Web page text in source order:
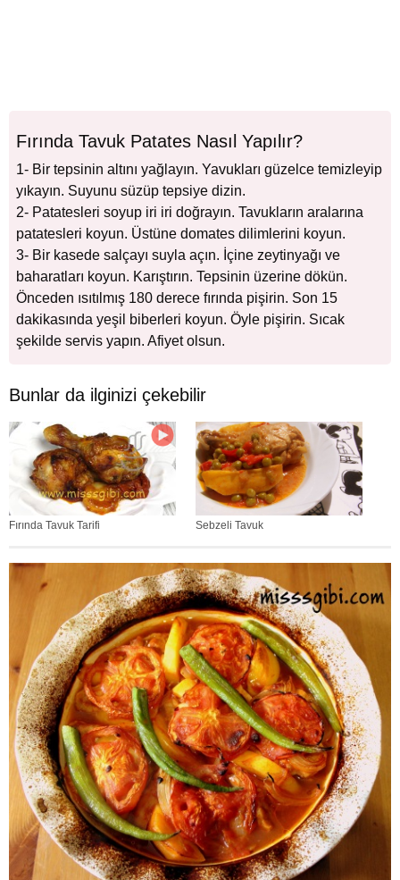
Fırında Tavuk Patates Nasıl Yapılır?
1- Bir tepsinin altını yağlayın. Yavukları güzelce temizleyip
yıkayın. Suyunu süzüp tepsiye dizin.
2- Patatesleri soyup iri iri doğrayın. Tavukların aralarına
patatesleri koyun. Üstüne domates dilimlerini koyun.
3- Bir kasede salçayı suyla açın. İçine zeytinyağı ve
baharatları koyun. Karıştırın. Tepsinin üzerine dökün.
Önceden ısıtılmış 180 derece fırında pişirin. Son 15
dakikasında yeşil biberleri koyun. Öyle pişirin. Sıcak
şekilde servis yapın. Afiyet olsun.
Bunlar da ilginizi çekebilir
Fırında Tavuk Tarifi Sebzeli Tavuk